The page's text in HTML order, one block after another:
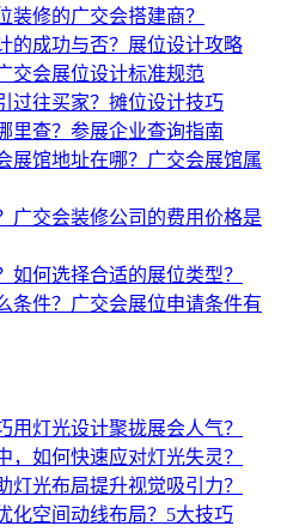
装修的广交会搭建商？
的成功与否？展位设计攻略
交会展位设计标准规范
过往买家？摊位设计技巧
里查？参展企业查询指南
展馆地址在哪？广交会展馆属
广交会装修公司的费用价格是
如何选择合适的展位类型？
条件？广交会展位申请条件有
用灯光设计聚拢展会人气？
，如何快速应对灯光失灵？
灯光布局提升视觉吸引力？
化空间动线布局？5大技巧